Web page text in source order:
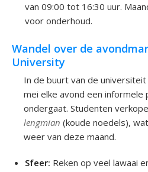
van 09:00 tot 16:30 uur.
voor onderhoud.
Wandel over de
University
In de buurt van de
mei elke avond een
ondergaat. Studenten
lengmian (koude noedels),
weer van deze maand.
Sfeer: Reken op veel lawaai